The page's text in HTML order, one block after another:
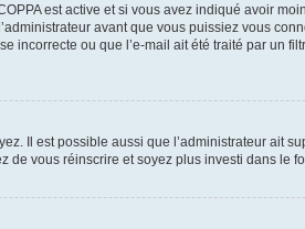
est active et si vous avez indiqué avoir
avant que vous puissiez vous
ou que l’e-mail ait été traité par un
Il est possible aussi que l’administrateur ait
vous réinscrire et soyez plus investi dans le